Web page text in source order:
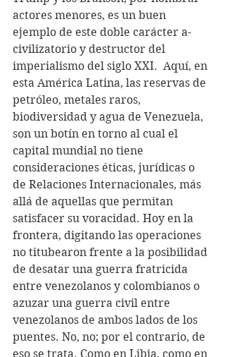
actores menores, es un buen
ejemplo de este doble carácter a-
civilizatorio y destructor del
imperialismo del siglo XXI.  Aquí, en
esta América Latina, las reservas de
petróleo, metales raros,
biodiversidad y agua de Venezuela,
son un botín en torno al cual el
capital mundial no tiene
consideraciones éticas, jurídicas o
de Relaciones Internacionales, más
allá de aquellas que permitan
satisfacer su voracidad. Hoy en la
frontera, digitando las operaciones
no titubearon frente a la posibilidad
de desatar una guerra fratricida
entre venezolanos y colombianos o
azuzar una guerra civil entre
venezolanos de ambos lados de los
puentes. No, no; por el contrario, de
eso se trata. Como en Libia, como en